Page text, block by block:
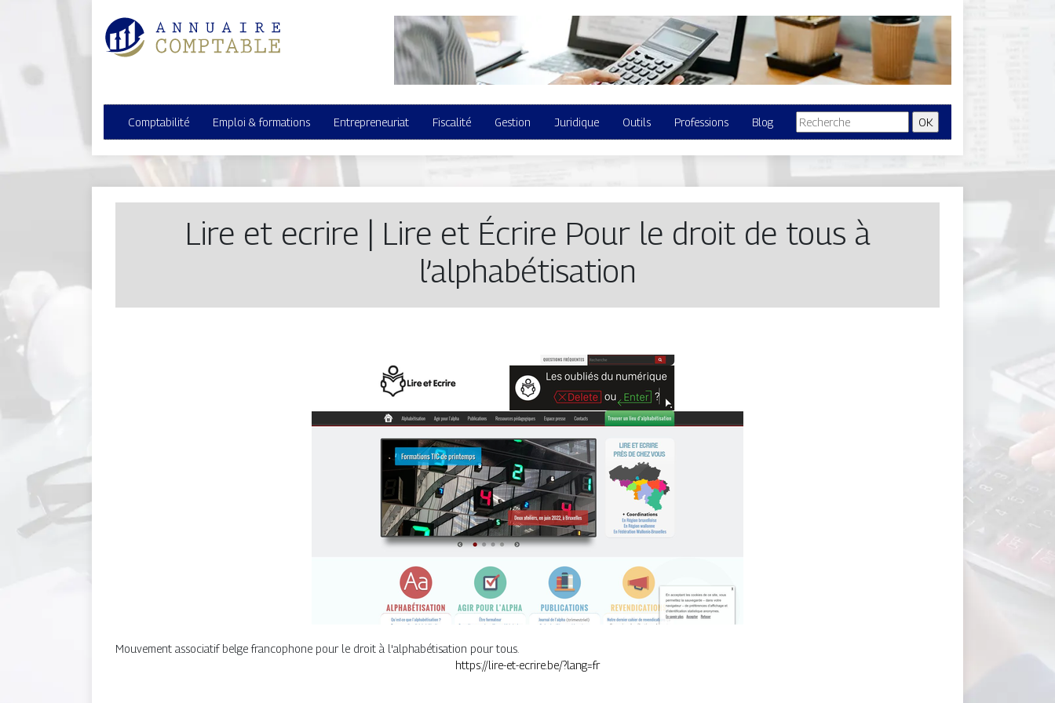
Comptabilité Emploi & formations Entrepreneuriat Fiscalité Gestion Juridique Outils Professions Blog
Lire et ecrire | Lire et Écrire Pour le droit de tous à
l’alphabétisa­tion
Mouvement associatif belge francophone pour le droit à l'alphabétisation pour tous.
https://lire-et-ecrire.be/?lang=fr